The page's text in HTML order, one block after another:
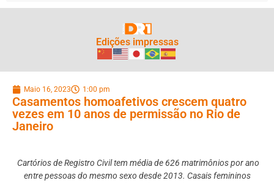
Edições impressas
Maio 16, 2023 1:00 pm
Casamentos homoafetivos crescem quatro
vezes em 10 anos de permissão no Rio de
Janeiro
Cartórios de Registro Civil tem média de 626 matrimônios por ano
entre pessoas do mesmo sexo desde 2013. Casais femininos